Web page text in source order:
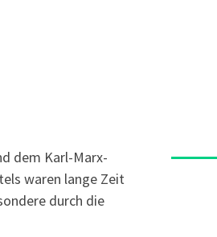
dem Karl-Marx-
waren lange Zeit
durch die